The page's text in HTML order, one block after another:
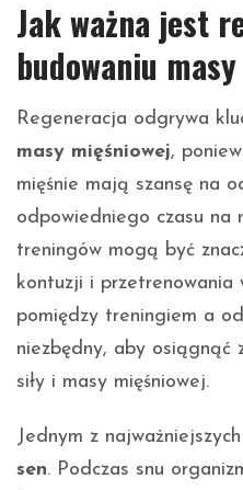
Jak ważna jest
budowaniu
Regeneracja odgrywa
masy mięśniowej,
mięśnie mają szansę na
odpowiedniego czasu na
treningów mogą być
kontuzji i przetrenowania
pomiędzy treningiem a
niezbędny, aby osiągnąć
siły i masy mięśniowej.
Jednym z
sen. Podczas snu